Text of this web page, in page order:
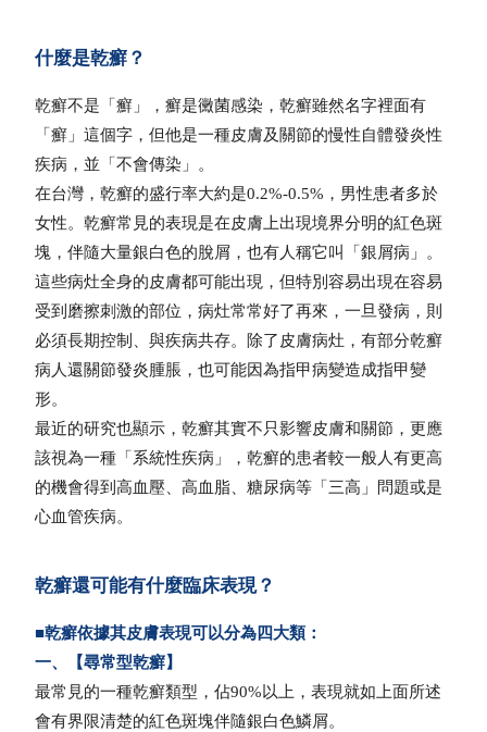
什麼是乾癬？
乾癬不是「癬」，癬是黴菌感染，乾癬雖然名字裡面有
「癬」這個字，但他是一種皮膚及關節的慢性自體發炎性
疾病，並「不會傳染」。
在台灣，乾癬的盛行率大約是0.2%-0.5%，男性患者多於
女性。乾癬常見的表現是在皮膚上出現境界分明的紅色斑
塊，伴隨大量銀白色的脫屑，也有人稱它叫「銀屑病」。
這些病灶全身的皮膚都可能出現，但特別容易出現在容易
受到磨擦刺激的部位，病灶常常好了再來，一旦發病，則
必須長期控制、與疾病共存。除了皮膚病灶，有部分乾癬
病人還關節發炎腫脹，也可能因為指甲病變造成指甲變
形。
最近的研究也顯示，乾癬其實不只影響皮膚和關節，更應
該視為一種「系統性疾病」，乾癬的患者較一般人有更高
的機會得到高血壓、高血脂、糖尿病等「三高」問題或是
心血管疾病。
乾癬還可能有什麼臨床表現？
■乾癬依據其皮膚表現可以分為四大類：
一、【尋常型乾癬】
最常見的一種乾癬類型，佔90%以上，表現就如上面所述
會有界限清楚的紅色斑塊伴隨銀白色鱗屑。